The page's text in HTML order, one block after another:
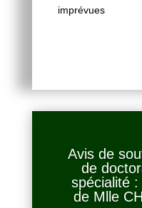
imprévues
Avis de
de
spécialité
de Mlle